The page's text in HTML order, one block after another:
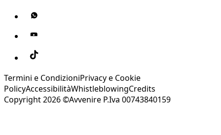
Termini e CondizioniPrivacy e Cookie
PolicyAccessibilitàWhistleblowingCredits
Copyright 2026 ©Avvenire P.Iva 00743840159